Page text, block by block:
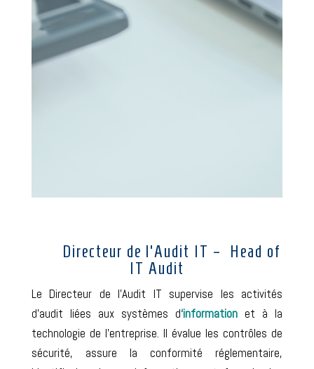
Directeur de l’Audit IT – Head of
IT Audit
Le Directeur de l’Audit IT supervise les activités
d’audit liées aux systèmes d‘information et à la
technologie de l’entreprise. Il évalue les contrôles de
sécurité, assure la conformité réglementaire,